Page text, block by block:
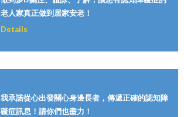
老人家真正做到居家安老！
Details
我承諾從心出發關心身邊長者，傳遞正確的認知障
礙症訊息！請你們也盡力！